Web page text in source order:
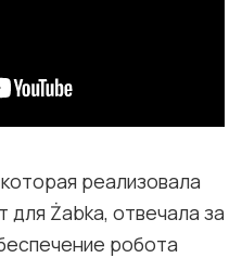
реализовала
для Żabka, отвечала за
робота